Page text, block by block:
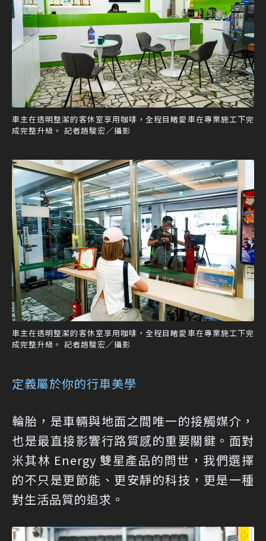
車主在透明整潔的客休室享用咖啡，全程目睹愛車在專業施工下完
成完整升級。 記者趙駿宏／攝影
車主在透明整潔的客休室享用咖啡，全程目睹愛車在專業施工下完
成完整升級。 記者趙駿宏／攝影
定義屬於你的行車美學
輪胎，是車輛與地面之間唯一的接觸媒介，
也是最直接影響行路質感的重要關鍵。面對
米其林 Energy 雙星產品的問世，我們選擇
的不只是更節能、更安靜的科技，更是一種
對生活品質的追求。